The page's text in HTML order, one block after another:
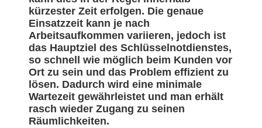
kürzester Zeit erfolgen. Die genaue
Einsatzzeit kann je nach
Arbeitsaufkommen variieren, jedoch ist
das Hauptziel des Schlüsselnotdienstes,
so schnell wie möglich beim Kunden vor
Ort zu sein und das Problem effizient zu
lösen. Dadurch wird eine minimale
Wartezeit gewährleistet und man erhält
rasch wieder Zugang zu seinen
Räumlichkeiten.